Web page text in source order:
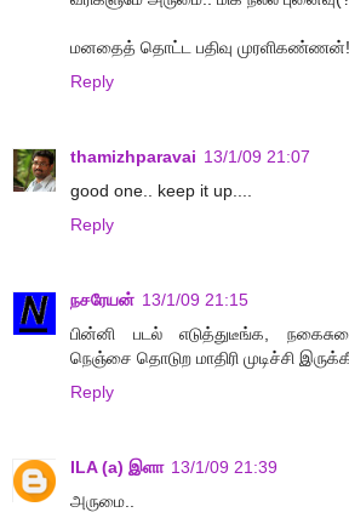
மனதைத் தொட்ட பதிவு முரளிகண்ணன்!
Reply
thamizhparavai 13/1/09 21:07
good one.. keep it up....
Reply
நசரேயன் 13/1/09 21:15
பின்னி படல் எடுத்துடீங்க,
நெஞ்சை தொடுற மாதிரி முடிச்சி
Reply
ILA (a) இளா 13/1/09 21:39
அருமை..